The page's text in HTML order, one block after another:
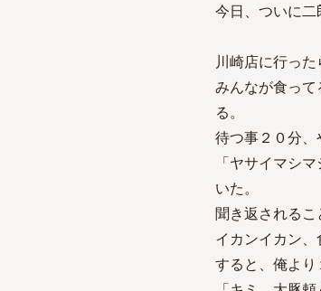
今日、ついに二
川崎店に行っ
みんなが食っ
る。
待つ事２０分、
「ヤサイマシ
いた。
聞き返されるこ
イカンイカン
すると、俺より